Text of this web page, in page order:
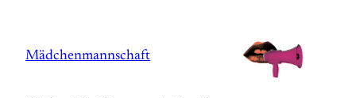
springen
Mädchenmannschaft